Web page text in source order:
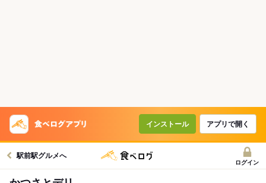
インストール アプリで開く
駅前駅グルメへ
ログイン